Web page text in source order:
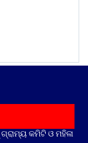
କମିଟି ଓ ମହିଳା